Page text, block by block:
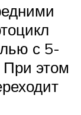
с 5-
этом